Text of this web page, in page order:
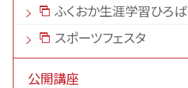
ふくおか生涯学習ひろば
スポーツフェスタ
公開講座